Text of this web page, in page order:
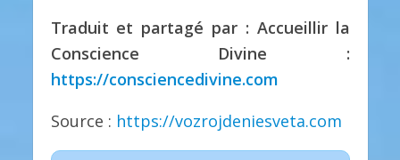
Traduit et partagé par : Accueillir la
Conscience Divine :
https://consciencedivine.com
Source : https://vozrojdeniesveta.com